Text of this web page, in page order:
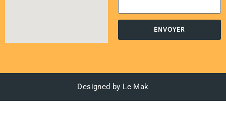
ENVOYER
Designed by Le Mak